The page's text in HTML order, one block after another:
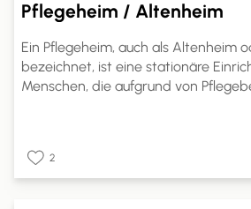
Pflegeheim / Altenheim
Ein Pflegeheim, auch als Altenheim
bezeichnet, ist eine stationäre
Menschen, die aufgrund von
Einrichtungen, die rund um die Uhr
und Unterstützung bieten.
2